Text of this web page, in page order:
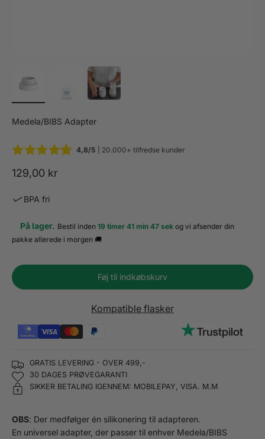
Medela/BIBS Adapter
4,8/5 | 20.000+ tilfredse kunder
Salgspris
129,00 kr
BPA fri
På lager. Bestil inden 19 timer 41 min 47 sek og vi afsender din
pakke allerede i morgen 🚚
Føj til indkøbskurv
Kompatible flasker
GRATIS LEVERING - OVER 499,-
30 DAGES PRØVEGARANTI
SIKKER BETALING IGENNEM: MOBILEPAY, VISA. M.M
OBS: Der medfølger én silikonering til adapteren.
En universel adapter, der passer til enhver Medela/BIBS